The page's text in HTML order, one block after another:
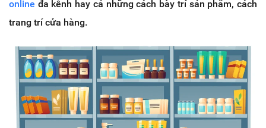
online đa kênh hay cả những cách bày trí sản phẩm, cách
trang trí cửa hàng.